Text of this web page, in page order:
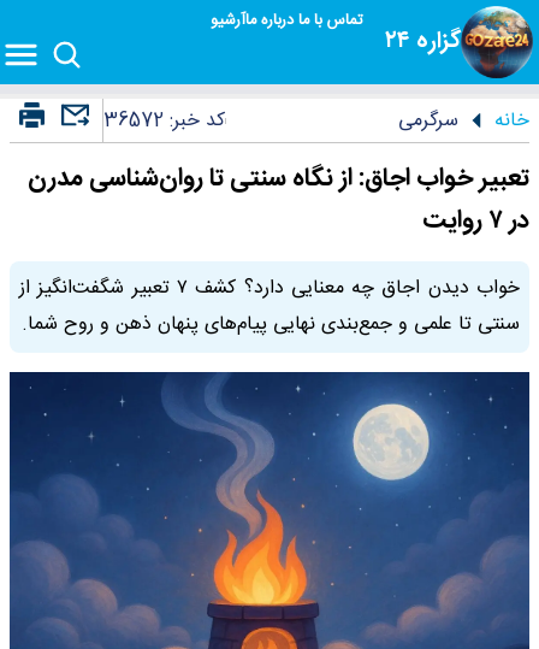
گزاره ۲۴
تماس با مادرباره ماآرشیو
خانه سرگرمی کد خبر:36572
تعبیر خواب اجاق: از نگاه سنتی تا روان‌شناسی مدرن
در ۷ روایت
خواب دیدن اجاق چه معنایی دارد؟ کشف ۷ تعبیر شگفت‌انگیز از
سنتی تا علمی و جمع‌بندی نهایی پیام‌های پنهان ذهن و روح شما.